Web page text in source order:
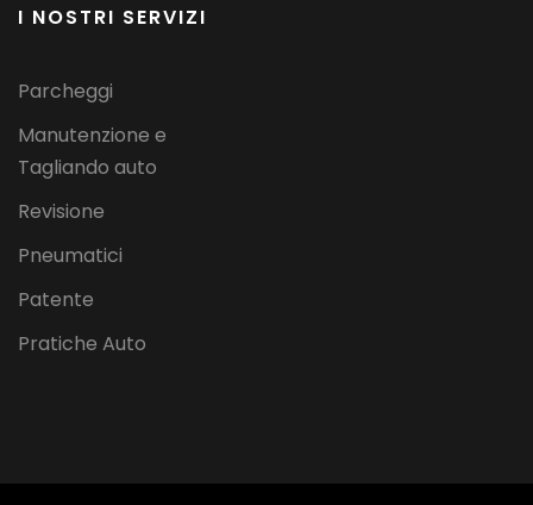
I NOSTRI SERVIZI
Parcheggi
Manutenzione e
Tagliando auto
Revisione
Pneumatici
Patente
Pratiche Auto